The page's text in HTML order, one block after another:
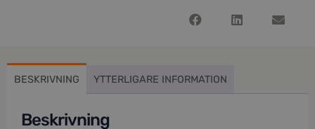
BESKRIVNING YTTERLIGARE INFORMATION
Beskrivning